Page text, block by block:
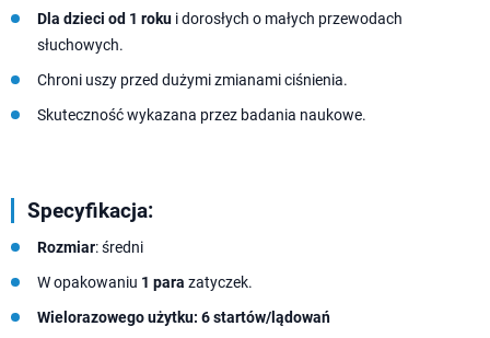
Dla dzieci od 1 roku i dorosłych o małych przewodach
słuchowych.
Chroni uszy przed dużymi zmianami ciśnienia.
Skuteczność wykazana przez badania naukowe.
Specyfikacja:
Rozmiar: średni
W opakowaniu 1 para zatyczek.
Wielorazowego użytku: 6 startów/lądowań